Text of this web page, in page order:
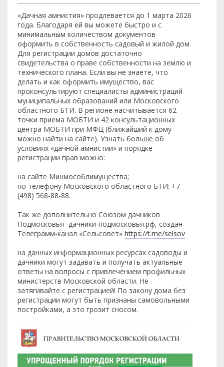
«Дачная амнистия» продлевается до 1 марта 2026
года. Благодаря ей вы можете быстро и с
минимальным количеством документов
оформить в собственность садовый и жилой дом.
Для регистрации домов достаточно
свидетельства о праве собственности на землю и
технического плана. Если вы не знаете, что
делать и как оформить имущество, вас
проконсультируют специалисты администраций
муниципальных образований или Московского
областного БТИ. В регионе насчитывается 62
точки приема МОБТИ и 42 консультационных
центра МОБТИ при МФЦ (ближайший к дому
можно найти на сайте). Узнать больше об
условиях «дачной амнистии» и порядке
регистрации прав можно:
на сайте Минмособлимущества;
по телефону Московского областного БТИ: +7
(498) 568-88-88.
Так же дополнительно Союзом дачников
Подмосковья -дачники-подмосковья.рф, создан
Телеграмм-канал «Сельсовет» https://t.me/selsov
на данных информационных ресурсах садоводы и
дачники могут задавать и получать актуальные
ответы на вопросы с привлечением профильных
министерств Московской области. Не
затягивайте с регистрацией! По закону дома без
регистрации могут быть признаны самовольными
постройками, а это грозит сносом.